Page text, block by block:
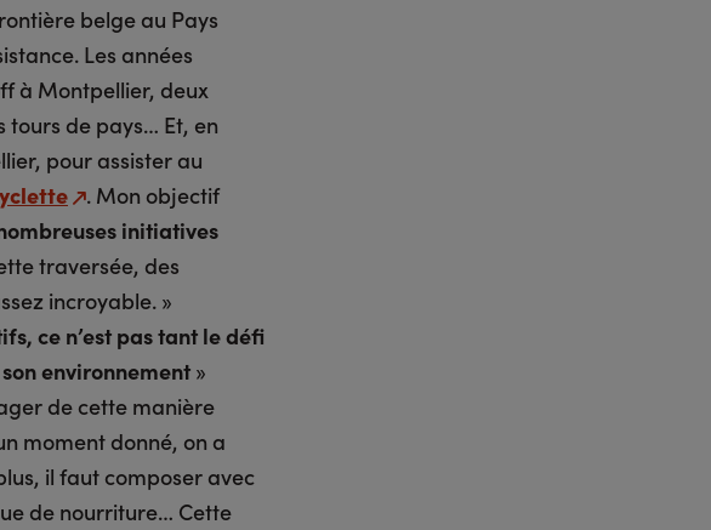
belge au Pays
Les années
à Montpellier, deux
tours de pays… Et, en
pour assister au
. Mon objectif
initiatives
traversée, des
incroyable. »
ce n’est pas tant le défi
environnement»
de cette manière
moment donné, on a
il faut composer avec
de nourriture… Cette